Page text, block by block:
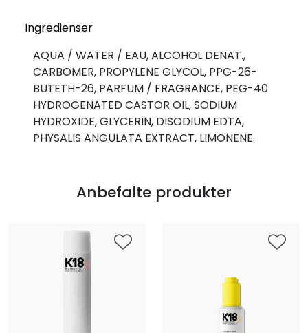
Ingredienser
AQUA / WATER / EAU, ALCOHOL DENAT.,
CARBOMER, PROPYLENE GLYCOL, PPG-26-
BUTETH-26, PARFUM / FRAGRANCE, PEG-40
HYDROGENATED CASTOR OIL, SODIUM
HYDROXIDE, GLYCERIN, DISODIUM EDTA,
PHYSALIS ANGULATA EXTRACT, LIMONENE.
Anbefalte produkter